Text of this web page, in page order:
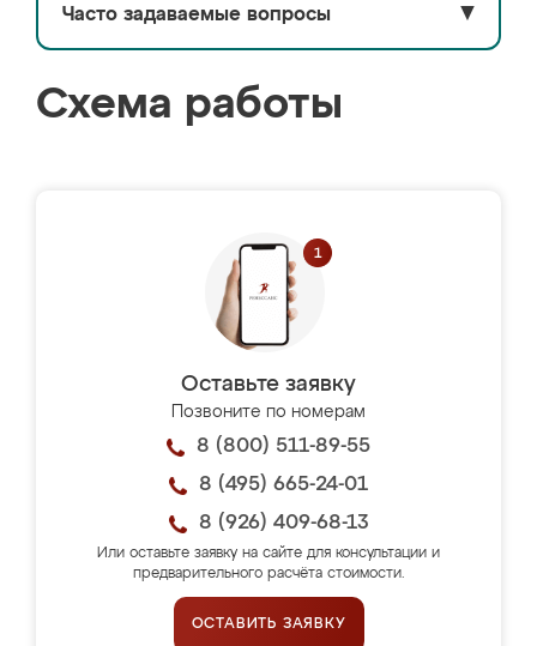
Часто задаваемые вопросы ▼
Схема работы
Оставьте заявку
Позвоните по номерам
8 (800) 511-89-55
8 (495) 665-24-01
8 (926) 409-68-13
Или оставьте заявку на сайте для консультации и
предварительного расчёта стоимости.
ОСТАВИТЬ ЗАЯВКУ